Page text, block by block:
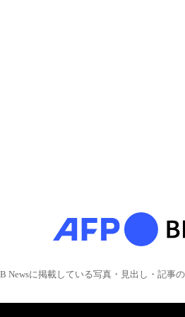
Newsに掲載している写真・見出し・記事